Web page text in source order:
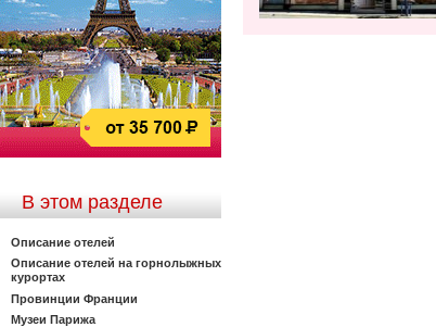
В этом разделе
Описание отелей
Описание отелей на горнолыжных
курортах
Провинции Франции
Музеи Парижа